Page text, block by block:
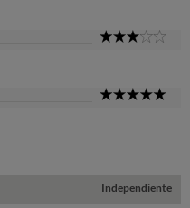
Independiente